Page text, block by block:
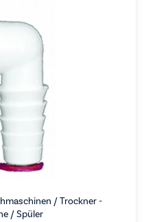
/ Trockner -
/ Spüler